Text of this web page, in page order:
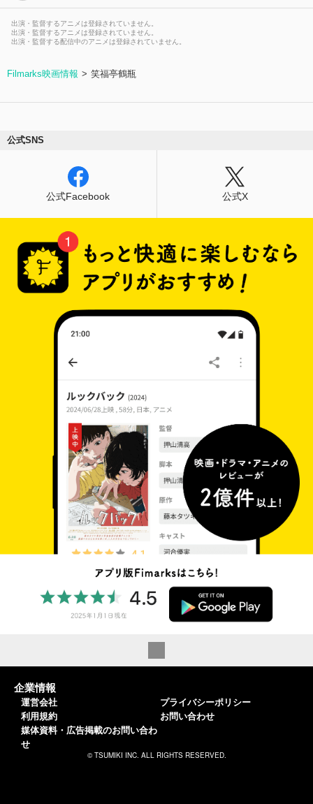
出演・監督するアニメは登録されていません。
出演・監督するアニメは登録されていません。
出演・監督する配信中のアニメは登録されていません。
Filmarks映画情報 笑福亭鶴瓶
公式SNS
公式Facebook 公式X
企業情報
運営会社
利用規約
媒体資料・広告掲載のお問い合わ
せ
プライバシーポリシー
お問い合わせ
© TSUMIKI INC. ALL RIGHTS RESERVED.